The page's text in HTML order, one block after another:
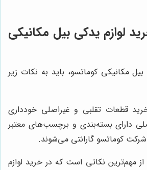
لوازم یدکی بیل مکانیکی
مکانیکی کوماتسو، باید به نکات زیر
قطعات تقلبی و غیراصلی خودداری
دارای بسته‌بندی و برچسب‌های معتبر
کوماتسو گارانتی می‌شوند.
مهم‌ترین نکاتی است که در خرید لوازم